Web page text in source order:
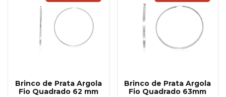
Brinco de Prata Argola
Fio Quadrado 62 mm
Brinco de Prata Argola
Fio Quadrado 63mm